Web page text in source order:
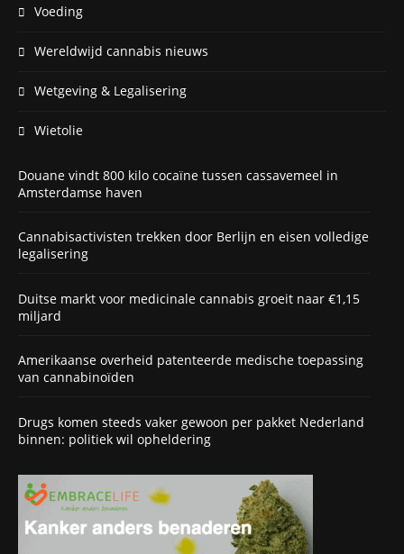
Voeding
Wereldwijd cannabis nieuws
Wetgeving & Legalisering
Wietolie
Douane vindt 800 kilo cocaïne tussen cassavemeel in
Amsterdamse haven
Cannabisactivisten trekken door Berlijn en eisen volledige
legalisering
Duitse markt voor medicinale cannabis groeit naar €1,15
miljard
Amerikaanse overheid patenteerde medische toepassing
van cannabinoïden
Drugs komen steeds vaker gewoon per pakket Nederland
binnen: politiek wil opheldering